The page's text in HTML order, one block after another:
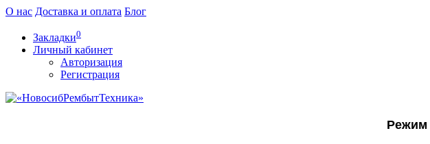
О нас Доставка и оплата Блог
Закладки0
Личный кабинет
Авторизация
Регистрация
Режим